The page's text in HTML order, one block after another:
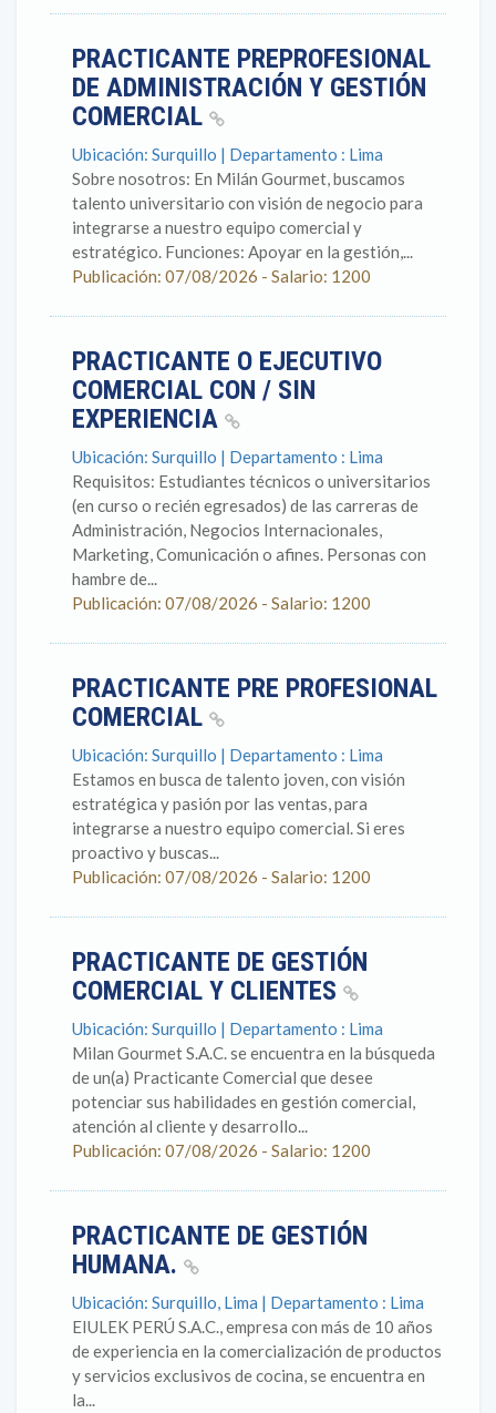
PRACTICANTE PREPROFESIONAL
DE ADMINISTRACIÓN Y GESTIÓN
COMERCIAL
Ubicación: Surquillo | Departamento : Lima
Sobre nosotros: En Milán Gourmet, buscamos
talento universitario con visión de negocio para
integrarse a nuestro equipo comercial y
estratégico. Funciones: Apoyar en la gestión,...
Publicación: 07/08/2026 - Salario: 1200
PRACTICANTE O EJECUTIVO
COMERCIAL CON / SIN
EXPERIENCIA
Ubicación: Surquillo | Departamento : Lima
Requisitos: Estudiantes técnicos o universitarios
(en curso o recién egresados) de las carreras de
Administración, Negocios Internacionales,
Marketing, Comunicación o afines. Personas con
hambre de...
Publicación: 07/08/2026 - Salario: 1200
PRACTICANTE PRE PROFESIONAL
COMERCIAL
Ubicación: Surquillo | Departamento : Lima
Estamos en busca de talento joven, con visión
estratégica y pasión por las ventas, para
integrarse a nuestro equipo comercial. Si eres
proactivo y buscas...
Publicación: 07/08/2026 - Salario: 1200
PRACTICANTE DE GESTIÓN
COMERCIAL Y CLIENTES
Ubicación: Surquillo | Departamento : Lima
Milan Gourmet S.A.C. se encuentra en la búsqueda
de un(a) Practicante Comercial que desee
potenciar sus habilidades en gestión comercial,
atención al cliente y desarrollo...
Publicación: 07/08/2026 - Salario: 1200
PRACTICANTE DE GESTIÓN
HUMANA.
Ubicación: Surquillo, Lima | Departamento : Lima
EIULEK PERÚ S.A.C., empresa con más de 10 años
de experiencia en la comercialización de productos
y servicios exclusivos de cocina, se encuentra en
la...